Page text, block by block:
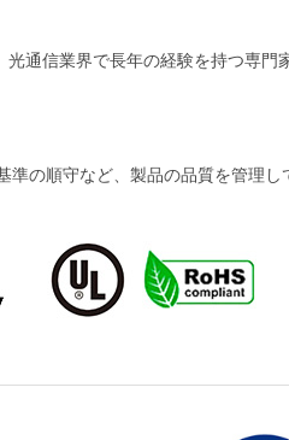
通信業界で長年の経験を持つ専
の順守など、製品の品質を管理